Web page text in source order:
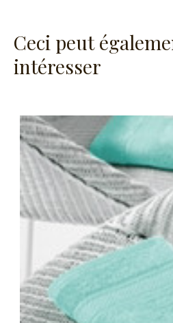
Ceci peut
intéresser